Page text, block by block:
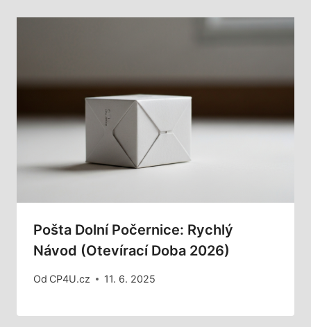
Pošta Dolní Počernice: Rychlý
Návod (Otevírací Doba 2026)
Od CP4U.cz 11. 6. 2025